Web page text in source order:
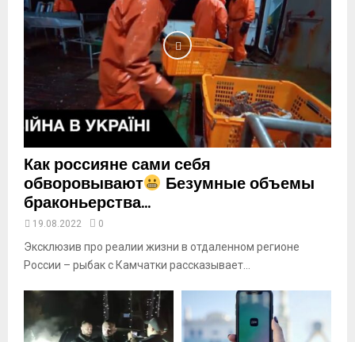
y
b
e
Как россияне сами себя
обворовывают Безумные объемы
браконьерства...
19.08.2022 0
Эксклюзив про реалии жизни в отдаленном регионе
России – рыбак с Камчатки рассказывает...